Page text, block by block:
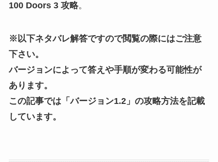
100 Doors 3 攻略。
※以下ネタバレ解答ですので閲覧の際にはご注意
下さい。
バージョンによって答えや手順が変わる可能性が
あります。
この記事では「バージョン1.2」の攻略方法を記載
しています。